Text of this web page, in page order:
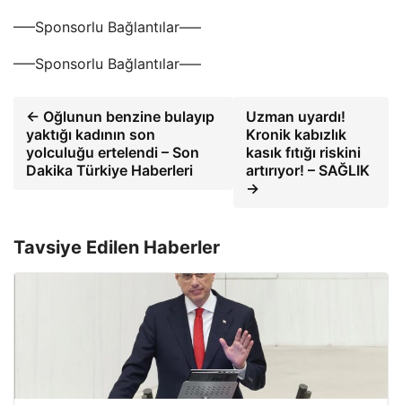
—–Sponsorlu Bağlantılar—–
—–Sponsorlu Bağlantılar—–
← Oğlunun benzine bulayıp
yaktığı kadının son
yolculuğu ertelendi – Son
Dakika Türkiye Haberleri
Uzman uyardı!
Kronik kabızlık
kasık fıtığı riskini
artırıyor! – SAĞLIK
→
Tavsiye Edilen Haberler